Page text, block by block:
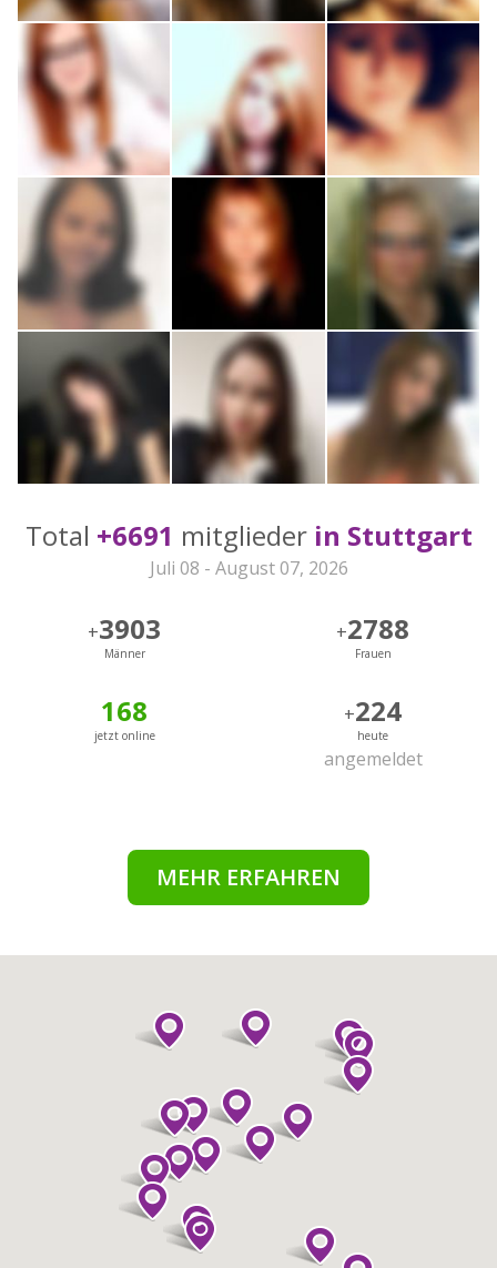
Total +6691 mitglieder in Stuttgart
Juli 08 - August 07, 2026
+3903
Männer
+2788
Frauen
168
jetzt online
+224
heute
angemeldet
MEHR ERFAHREN